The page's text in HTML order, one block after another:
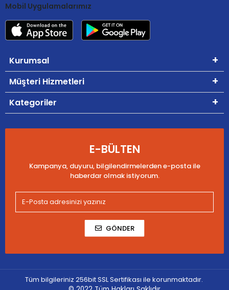
Mobil Uygulamalarımız
Kurumsal
Müşteri Hizmetleri
Kategoriler
E-BÜLTEN
Kampanya, duyuru, bilgilendirmelerden e-posta ile
haberdar olmak istiyorum.
GÖNDER
Tüm bilgileriniz 256bit SSL Sertifikası ile korunmaktadır.